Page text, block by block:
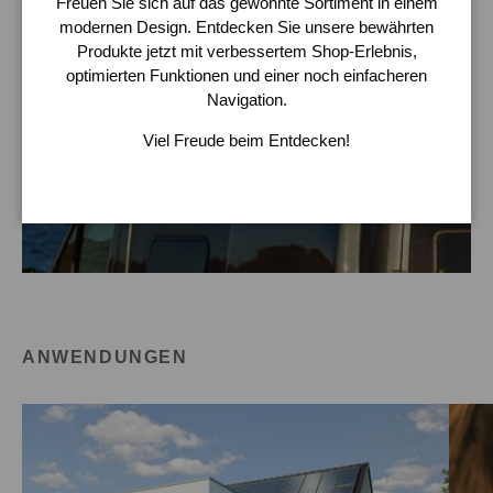
Der eaZI
lift ION Teleskop-Aussteller ermöglicht ein
sanftes, sicheres und stufenlos anpassbares Öffnen und
Schließen von Fenstern mit maximalem Komfort und
flexibler Positionierung.
ANWENDUNGEN
modernen Design. Entdecken Sie unsere bewährten
Produkte jetzt mit verbessertem Shop-Erlebnis,
optimierten Funktionen und einer noch einfacheren
Navigation.
Viel Freude beim Entdecken!